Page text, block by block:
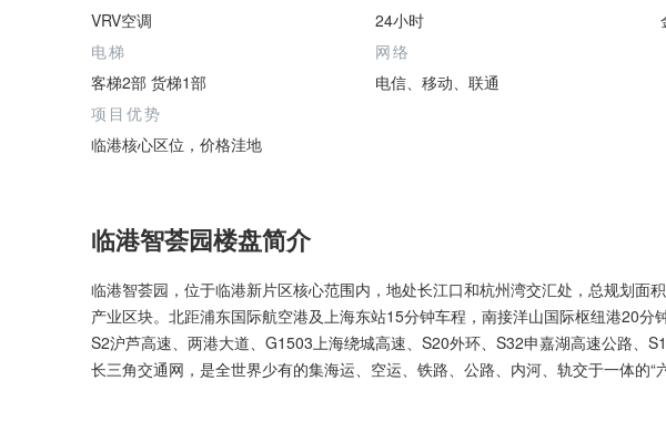
VRV空调
24小时
电梯
客梯2部 货梯1部
网络
电信、移动、联通
项目优势
临港核心区位，价格洼地
临港智荟园楼盘简介
临港智荟园，位于临港新片区核心范围内，地处长江口和杭州湾交汇处，总规划面
产业区块。北距浦东国际航空港及上海东站15分钟车程，南接洋山国际枢纽港20分
S2沪芦高速、两港大道、G1503上海绕城高速、S20外环、S32申嘉湖高速公路、
长三角交通网，是全世界少有的集海运、空运、铁路、公路、内河、轨交于一体的“